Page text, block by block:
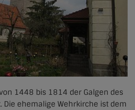
1448 bis 1814 der Galgen des
Die ehemalige Wehrkirche ist dem